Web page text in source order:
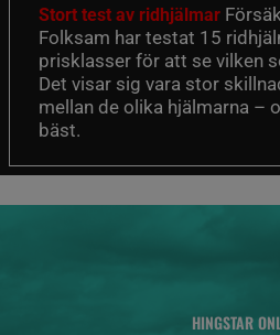
Stort test av ridhjälmar
Folksam har testat 15
prisklasser för att se vilken
Det visar sig vara stor
mellan de olika hjälmarna –
bäst.
HINGSTAR